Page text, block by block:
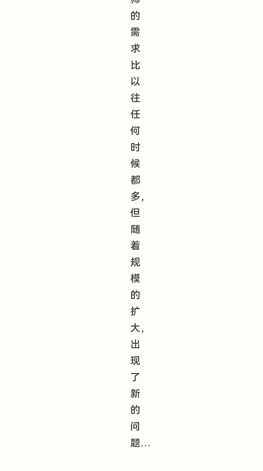
的
需
求
比
以
往
任
何
时
候
都
多，
但
随
着
规
模
的
扩
大，
出
现
了
新
的
问
题…